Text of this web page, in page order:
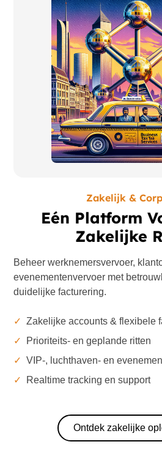
Zakelijk &
Eén Platform
Zakelijke
Beheer werknemersvervoer,
evenementenvervoer met
duidelijke facturering.
✓
Zakelijke accounts & flexibele
✓
Prioriteits- en geplande ritten
✓
VIP-, luchthaven- en
✓
Realtime tracking en support
Ontdek zakelijke